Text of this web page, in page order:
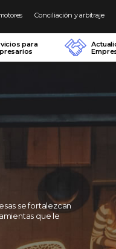
Conciliación y arbitraje
para
se fortalezcan
que le